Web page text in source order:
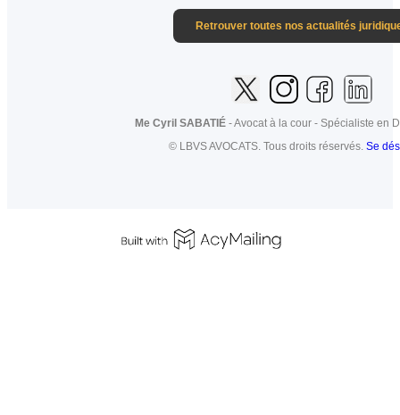
Retrouver toutes nos actualités
Me Cyril SABATIÉ - Avocat à la cour - Spécialiste en
© LBVS AVOCATS. Tous droits réservés. Se